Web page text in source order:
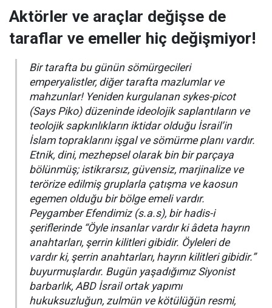
Aktörler ve araçlar değişse de
taraflar ve emeller hiç değişmiyor!
Bir tarafta bu günün sömürgecileri
emperyalistler, diğer tarafta mazlumlar ve
mahzunlar! Yeniden kurgulanan sykes-picot
(Says Piko) düzeninde ideolojik saplantıların ve
teolojik sapkınlıkların iktidar olduğu İsrail’in
İslam topraklarını işgal ve sömürme planı vardır.
Etnik, dini, mezhepsel olarak bin bir parçaya
bölünmüş; istikrarsız, güvensiz, marjinalize ve
terörize edilmiş gruplarla çatışma ve kaosun
egemen olduğu bir bölge emeli vardır.
Peygamber Efendimiz (s.a.s), bir hadis-i
şeriflerinde “Öyle insanlar vardır ki âdeta hayrın
anahtarları, şerrin kilitleri gibidir. Öyleleri de
vardır ki, şerrin anahtarları, hayrın kilitleri gibidir.”
buyurmuşlardır. Bugün yaşadığımız Siyonist
barbarlık, ABD İsrail ortak yapımı
hukuksuzluğun, zulmün ve kötülüğün resmi,